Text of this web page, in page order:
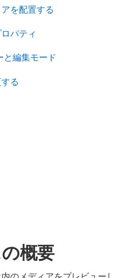
概要
を配置する
パティ
と編集モード
る